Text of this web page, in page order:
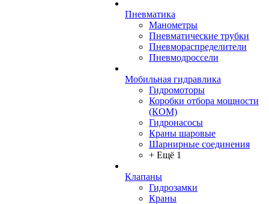
Пневматика
Манометры
Пневматические трубки
Пневмораспределители
Пневмодроссели
Мобильная гидравлика
Гидромоторы
Коробки отбора мощности
(КОМ)
Гидронасосы
Краны шаровые
Шарнирные соединения
+ Ещё 1
Клапаны
Гидрозамки
Краны